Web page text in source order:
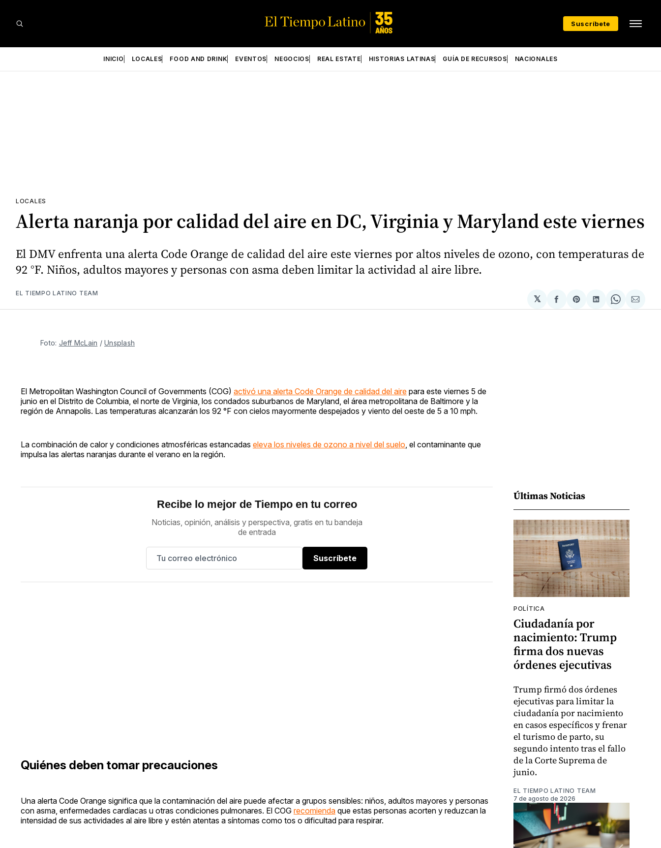
Suscríbete
INICIO LOCALES FOOD AND DRINK EVENTOS NEGOCIOS REAL ESTATE HISTORIAS LATINAS GUÍA DE RECURSOS NACIONALES
LOCALES
Alerta naranja por calidad del aire en DC, Virginia y Maryland este viernes
El DMV enfrenta una alerta Code Orange de calidad del aire este viernes por altos niveles de ozono, con temperaturas de
92 °F. Niños, adultos mayores y personas con asma deben limitar la actividad al aire libre.
EL TIEMPO LATINO TEAM
𝕏
Compartir
en
Share
on
Compartir
en
Share
on
via
Foto: Jeff McLain / Unsplash
El Metropolitan Washington Council of Governments (COG) activó una alerta Code Orange de calidad del aire para este viernes 5 de
junio en el Distrito de Columbia, el norte de Virginia, los condados suburbanos de Maryland, el área metropolitana de Baltimore y la
región de Annapolis. Las temperaturas alcanzarán los 92 °F con cielos mayormente despejados y viento del oeste de 5 a 10 mph.
La combinación de calor y condiciones atmosféricas estancadas eleva los niveles de ozono a nivel del suelo , el contaminante que
impulsa las alertas naranjas durante el verano en la región.
Recibe lo mejor de Tiempo en tu correo
Noticias, opinión, análisis y perspectiva, gratis en tu bandeja
de entrada
Suscríbete
Quiénes deben tomar precauciones
Una alerta Code Orange significa que la contaminación del aire puede afectar a grupos sensibles: niños, adultos mayores y personas
con asma, enfermedades cardíacas u otras condiciones pulmonares. El COG recomienda que estas personas acorten y reduzcan la
intensidad de sus actividades al aire libre y estén atentas a síntomas como tos o dificultad para respirar.
Últimas Noticias
POLÍTICA
Ciudadanía por
nacimiento: Trump
firma dos nuevas
órdenes ejecutivas
Trump firmó dos órdenes
ejecutivas para limitar la
ciudadanía por nacimiento
en casos específicos y frenar
el turismo de parto, su
segundo intento tras el fallo
de la Corte Suprema de
junio.
EL TIEMPO LATINO TEAM
7 de agosto de 2026